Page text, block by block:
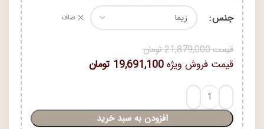
جنس صاف
قیمت21,879,000تومان
قیمت فروش ویژه19,691,100 تومان
افزودن به سبد خرید